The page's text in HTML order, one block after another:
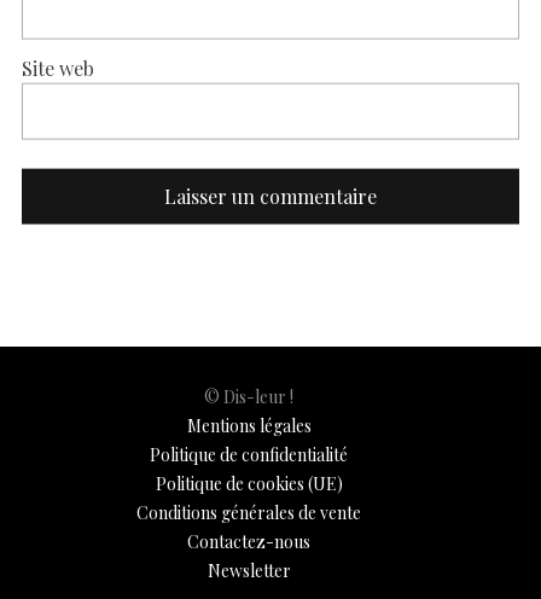
Site web
© Dis-leur !
Mentions légales
Politique de confidentialité
Politique de cookies (UE)
Conditions générales de vente
Contactez-nous
Newsletter